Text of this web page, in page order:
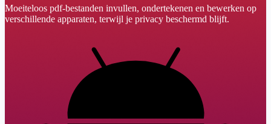
Moeiteloos pdf-bestanden invullen, ondertekenen en bewerken op
verschillende apparaten, terwijl je privacy beschermd blijft.